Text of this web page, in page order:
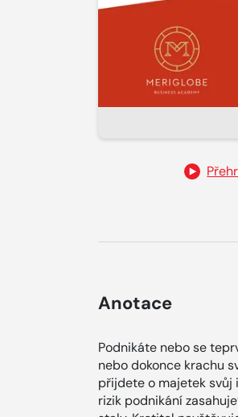
Anotace
Podnikáte nebo se
nebo dokonce krachu
přijdete o majetek svůj
rizik podnikání